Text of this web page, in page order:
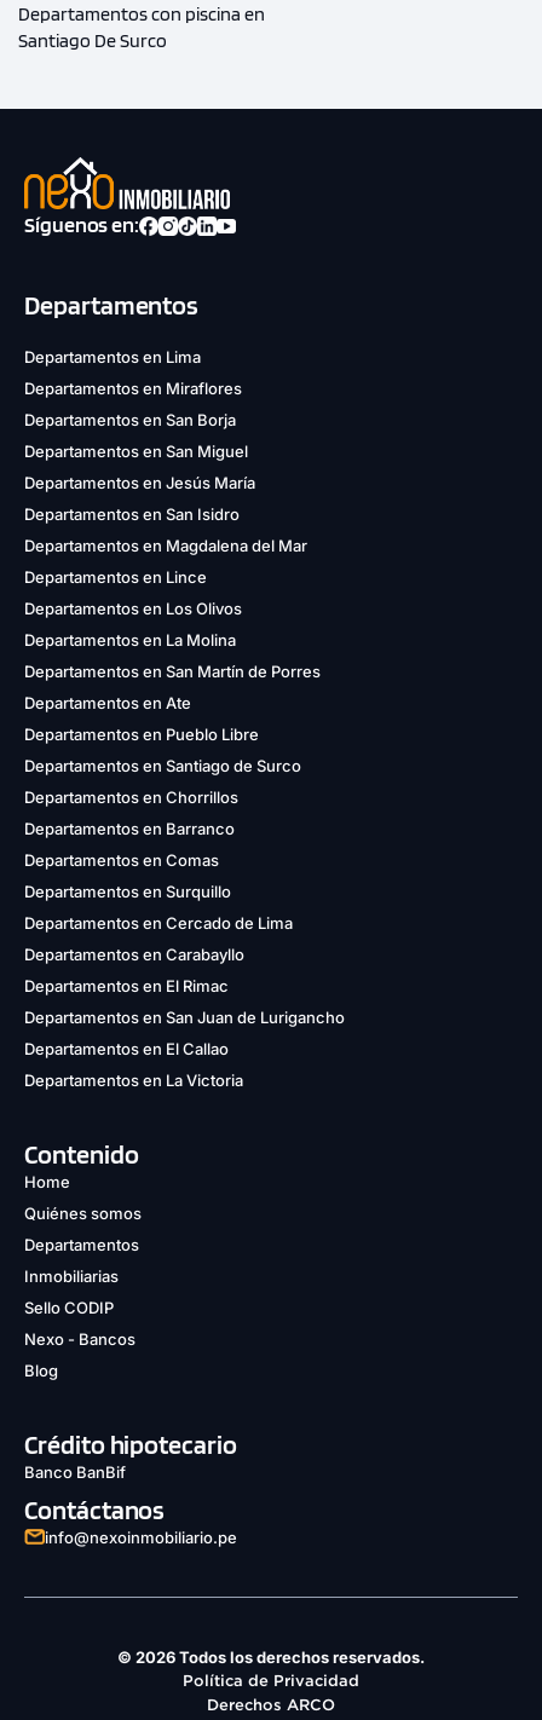
Departamentos con piscina en
Santiago De Surco
Síguenos en:
Departamentos
Departamentos en Lima
Departamentos en Miraflores
Departamentos en San Borja
Departamentos en San Miguel
Departamentos en Jesús María
Departamentos en San Isidro
Departamentos en Magdalena del Mar
Departamentos en Lince
Departamentos en Los Olivos
Departamentos en La Molina
Departamentos en San Martín de Porres
Departamentos en Ate
Departamentos en Pueblo Libre
Departamentos en Santiago de Surco
Departamentos en Chorrillos
Departamentos en Barranco
Departamentos en Comas
Departamentos en Surquillo
Departamentos en Cercado de Lima
Departamentos en Carabayllo
Departamentos en El Rimac
Departamentos en San Juan de Lurigancho
Departamentos en El Callao
Departamentos en La Victoria
Contenido
Home
Quiénes somos
Departamentos
Inmobiliarias
Sello CODIP
Nexo - Bancos
Blog
Crédito hipotecario
Banco BanBif
Contáctanos
info@nexoinmobiliario.pe
© 2026 Todos los derechos reservados.
Política de Privacidad
Derechos ARCO